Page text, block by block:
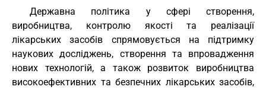
Державна політика у сфері створення,
виробництва, контролю якості та реалізації
лікарських засобів спрямовується на підтримку
наукових досліджень, створення та впровадження
нових технологій, а також розвиток виробництва
високоефективних та безпечних лікарських засобів,